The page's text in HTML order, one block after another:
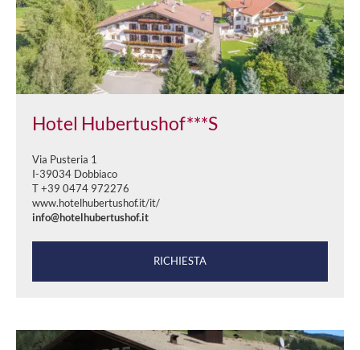
Hotel Hubertushof***S
Via Pusteria 1
I-39034 Dobbiaco
T +39 0474 972276
www.hotelhubertushof.it/it/
info@hotelhubertushof.it
RICHIESTA